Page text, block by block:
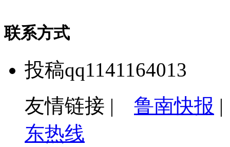
联系方式
投稿qq1141164013
友情链接 | 鲁南快报
东热线